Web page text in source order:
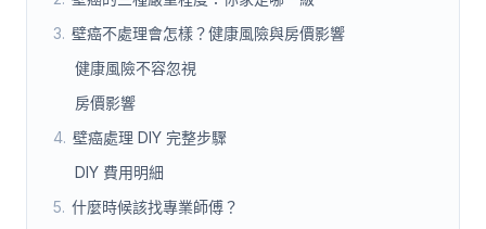
3. 壁癌不處理會怎樣？健康風險與房價影響
健康風險不容忽視
房價影響
4. 壁癌處理 DIY 完整步驟
DIY 費用明細
5. 什麼時候該找專業師傅？